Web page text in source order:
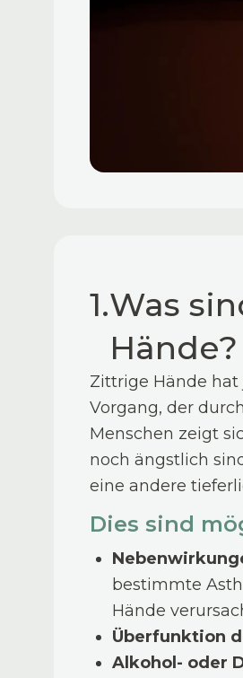
1.Was
Hände?
Zittrige Hände
Vorgang, der
Menschen zeigt
noch ängstlich
eine andere
Dies sind
bestimmte
Hände
Überfunktion
Alkohol- oder